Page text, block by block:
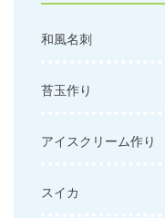
和風名刺
苔玉作り
アイスクリーム作り
スイカ